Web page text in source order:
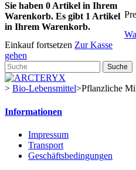
Sie haben 0 Artikel in Ihrem
Warenkorb. Es gibt 1 Artikel
in Ihrem Warenkorb.
Einkauf fortsetzen Zur Kasse
gehen
Suche
> Bio-Lebensmittel>Pflanzliche
Informationen
Impressum
Transport
Geschäftsbedingungen